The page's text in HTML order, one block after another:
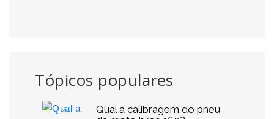
Tópicos populares
Qual a calibragem do pneu